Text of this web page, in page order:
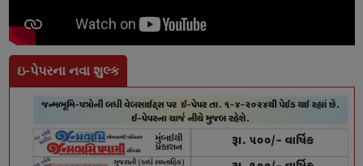
ઇ-પેપરના નવા શુલ્ક